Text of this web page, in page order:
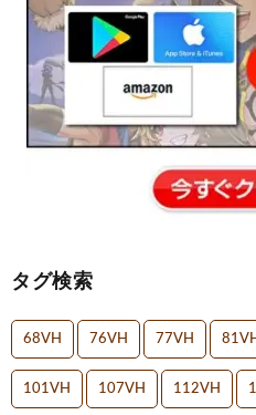
タグ検索
68VH 76VH 77VH
101VH 107VH 112VH